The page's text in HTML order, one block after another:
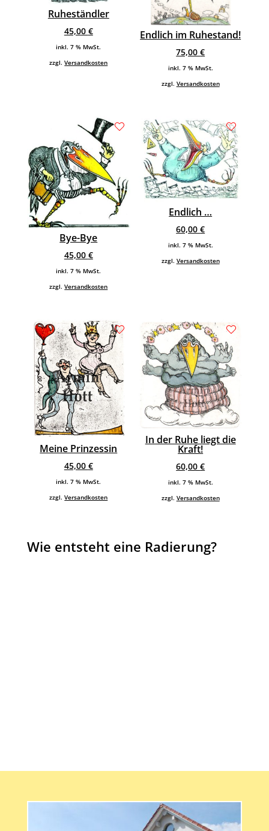
Ruheständler
45,00 €
inkl. 7 % MwSt.
zzgl.Versandkosten
Endlich im Ruhestand!
75,00€
inkl. 7 % MwSt.
zzgl. Versandkosten
Bye-Bye
45,00 €
inkl. 7 % MwSt.
zzgl.Versandkosten
Endlich …
60,00€
inkl. 7 % MwSt.
zzgl. Versandkosten
Meine Prinzessin
45,00 €
inkl. 7 % MwSt.
zzgl.Versandkosten
In der Ruhe liegt die
Kraft!
60,00€
inkl. 7 % MwSt.
zzgl. Versandkosten
Wie entsteht eine Radierung?